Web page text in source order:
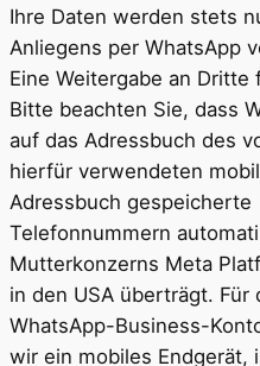
Ihre Daten werden stets
Anliegens per WhatsApp
Eine Weitergabe an
Bitte beachten Sie, dass
auf das Adressbuch des
hierfür verwendeten
Adressbuch gespeicherte
Telefonnummern
Mutterkonzerns Meta
in den USA überträgt. Für
WhatsApp-Business-
wir ein mobiles Endgerät,